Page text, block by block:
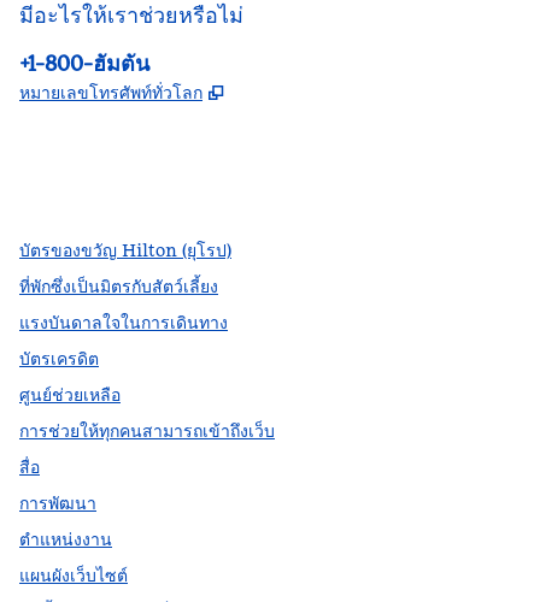
มีอะไรให้เราช่วยหรือไม่
โทรศัพท์:
+1-800-ฮัมตัน
หมายเลขโทรศัพท์ทั่วโลก ,
บัตรของขวัญ Hilton (ยุโรป)
ที่พักซึ่งเป็นมิตรกับสัตว์เลี้ยง
แรงบันดาลใจในการเดินทาง
บัตรเครดิต
ศูนย์ช่วยเหลือ
การช่วยให้ทุกคนสามารถเข้าถึงเว็บ
สื่อ
การพัฒนา
ตำแหน่งงาน
แผนผังเว็บไซต์